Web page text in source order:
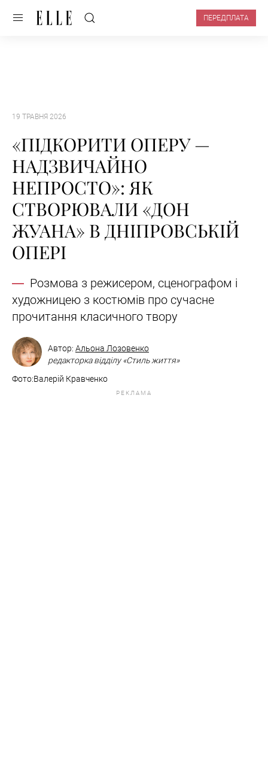
ПЕРЕДПЛАТА
19 ТРАВНЯ 2026
«ПІДКОРИТИ ОПЕРУ —
НАДЗВИЧАЙНО
НЕПРОСТО»: ЯК
СТВОРЮВАЛИ «ДОН
ЖУАНА» В ДНІПРОВСЬКІЙ
ОПЕРІ
Розмова з режисером, сценографом і
художницею з костюмів про сучасне
прочитання класичного твору
Автор: Альона Лозовенко
редакторка відділу «Стиль життя»
Фото:Валерій Кравченко
РЕКЛАМА